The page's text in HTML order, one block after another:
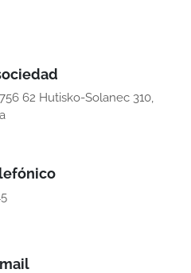
62 Hutisko-Solanec 310,